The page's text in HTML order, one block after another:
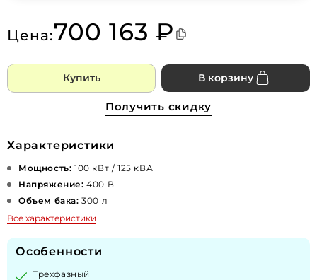
Цена:700 163 ₽
Купить В корзину
Получить скидку
Характеристики
Мощность: 100 кВт / 125 кВА
Напряжение: 400 В
Объем бака: 300 л
Все характеристики
Особенности
Трехфазный